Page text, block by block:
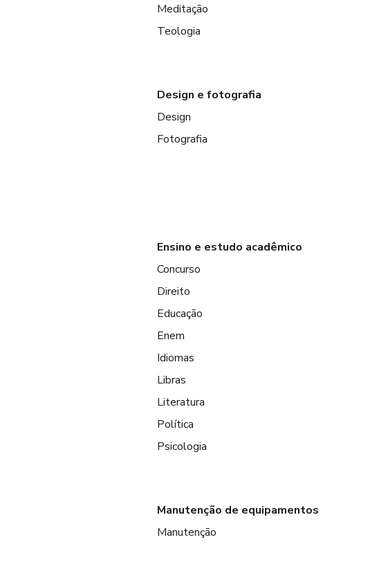
Meditação
Teologia
Design e fotografia
Design
Fotografia
Ensino e estudo acadêmico
Concurso
Direito
Educação
Enem
Idiomas
Libras
Literatura
Política
Psicologia
Manutenção de equipamentos
Manutenção